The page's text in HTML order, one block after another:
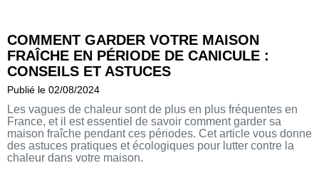
COMMENT GARDER VOTRE MAISON
FRAÎCHE EN PÉRIODE DE CANICULE :
CONSEILS ET ASTUCES
Publié le 02/08/2024
Les vagues de chaleur sont de plus en plus fréquentes en
France, et il est essentiel de savoir comment garder sa
maison fraîche pendant ces périodes. Cet article vous donne
des astuces pratiques et écologiques pour lutter contre la
chaleur dans votre maison.